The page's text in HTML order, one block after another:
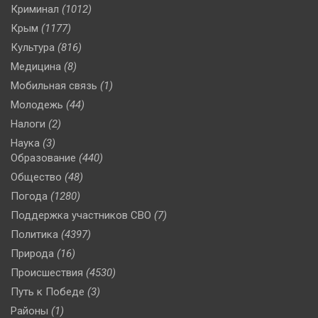
Криминал (1012)
Крым (1177)
Культура (816)
Медицина (8)
Мобильная связь (1)
Молодежь (44)
Налоги (2)
Наука (3)
Образование (440)
Общество (48)
Погода (1280)
Поддержка участников СВО (7)
Политика (4397)
Природа (16)
Происшествия (4530)
Путь к Победе (3)
Районы (1)